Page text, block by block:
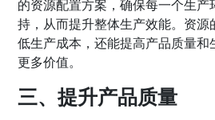
的资源配置方案，确保每一个生产
持，从而提升整体生产效能。资源
低生产成本，还能提高产品质量和
更多价值。
三、提升产品质量